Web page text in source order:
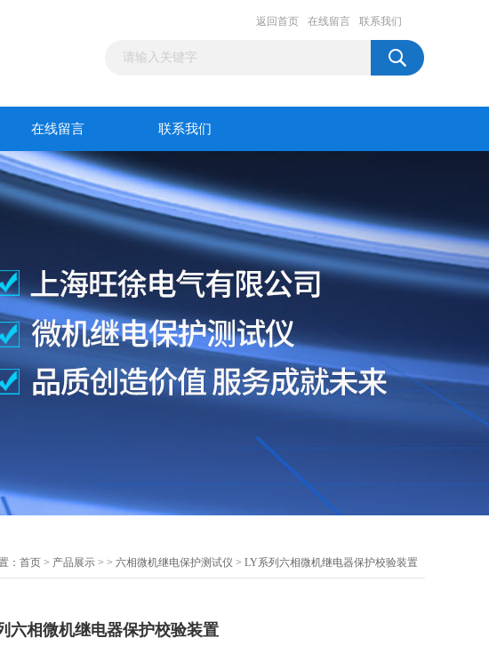
返回首页 在线留言 联系我们
在线留言 联系我们
： 首页 > 产品展示 > > 六相微机继电保护测试仪 > LY系列六相微机继电器保护校验装置
六相微机继电器保护校验装置